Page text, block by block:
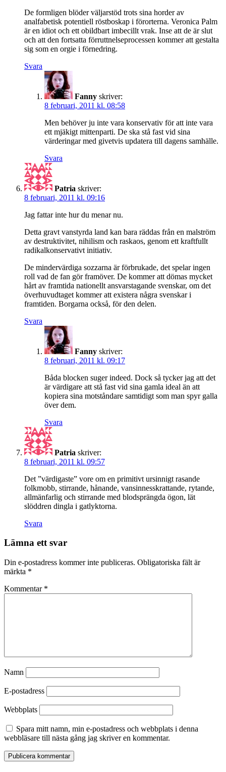
De formligen blöder väljarstöd trots sina horder av
analfabetisk potentiell röstboskap i förorterna. Veronica Palm
är en idiot och ett obildbart imbecillt vrak. Inse att de är slut
och att den fortsatta förruttnelseprocessen kommer att gestalta
sig som en orgie i förnedring.
Svara
Fanny skriver:
8 februari, 2011 kl. 08:58
Men behöver ju inte vara konservativ för att inte vara
ett mjäkigt mittenparti. De ska stå fast vid sina
värderingar med givetvis updatera till dagens samhälle.
Svara
Patria skriver:
8 februari, 2011 kl. 09:16
Jag fattar inte hur du menar nu.
Detta gravt vanstyrda land kan bara räddas från en malström
av destruktivitet, nihilism och raskaos, genom ett kraftfullt
radikalkonservativt initiativ.
De mindervärdiga sozzarna är förbrukade, det spelar ingen
roll vad de fan gör framöver. De kommer att dömas mycket
hårt av framtida nationellt ansvarstagande svenskar, om det
överhuvudtaget kommer att existera några svenskar i
framtiden. Borgarna också, för den delen.
Svara
Fanny skriver:
8 februari, 2011 kl. 09:17
Båda blocken suger indeed. Dock så tycker jag att det
är värdigare att stå fast vid sina gamla ideal än att
kopiera sina motståndare samtidigt som man spyr galla
över dem.
Svara
Patria skriver:
8 februari, 2011 kl. 09:57
Det ”värdigaste” vore om en primitivt ursinnigt rasande
folkmobb, stirrande, hånande, vansinnesskrattande, rytande,
allmänfarlig och stirrande med blodsprängda ögon, lät
slöddren dingla i gatlyktorna.
Svara
Lämna ett svar
Din e-postadress kommer inte publiceras. Obligatoriska fält är
märkta *
Kommentar *
Namn
E-postadress
Webbplats
Spara mitt namn, min e-postadress och webbplats i denna
webbläsare till nästa gång jag skriver en kommentar.